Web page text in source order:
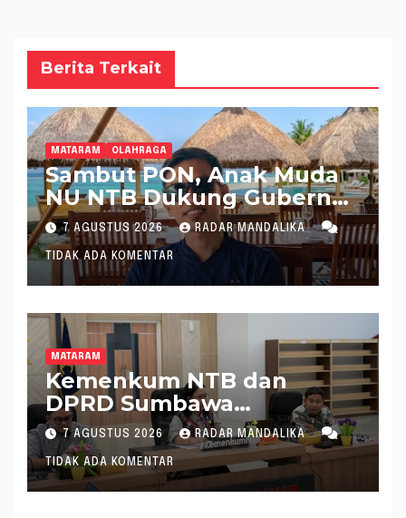
Berita Terkait
MATARAM OLAHRAGA
Sambut PON, Anak Muda
NU NTB Dukung Gubernur
Pimpin KONI NTB
7 AGUSTUS 2026 RADAR MANDALIKA
TIDAK ADA KOMENTAR
MATARAM
Kemenkum NTB dan
DPRD Sumbawa
Mantapkan Rencana
Pembentukan 8 Raperda
Inisiatif
7 AGUSTUS 2026 RADAR MANDALIKA
TIDAK ADA KOMENTAR